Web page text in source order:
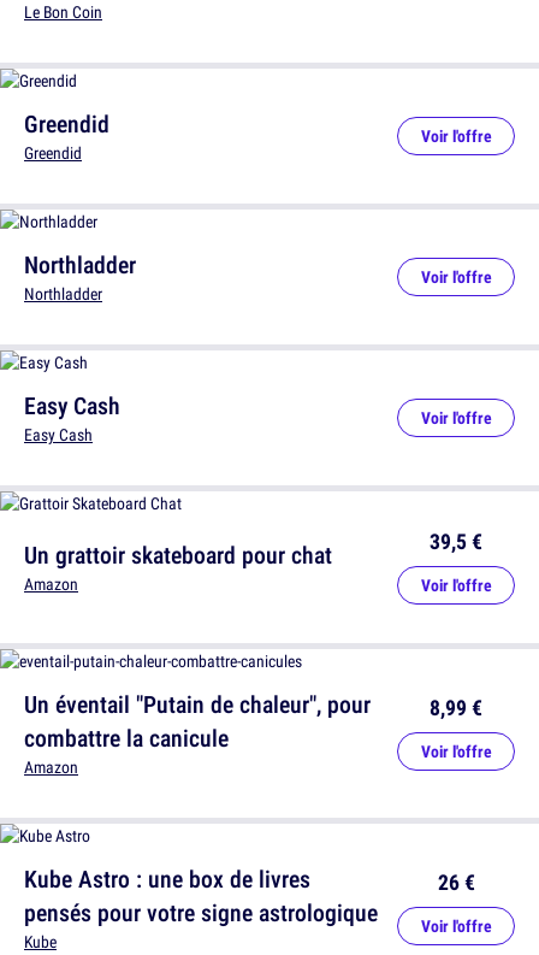
Le Bon Coin
Easy Cash
Easy Cash
Voir l'offre
Un éventail "Putain de chaleur", pour
combattre la canicule
Amazon
8,99 €
Voir l'offre
Greendid
Greendid
Voir l'offre
Northladder
Northladder
Voir l'offre
Un grattoir skateboard pour chat
Amazon
39,5 €
Voir l'offre
Kube Astro : une box de livres
pensés pour votre signe astrologique
Kube
26 €
Voir l'offre